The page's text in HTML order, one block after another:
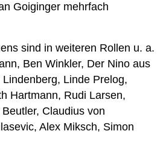
Goiginger mehrfach
sind in weiteren Rollen u. a.
Ben Winkler, Der Nino aus
Linde Prelog,
Hartmann, Rudi Larsen,
Claudius von
Alex Miksch, Simon